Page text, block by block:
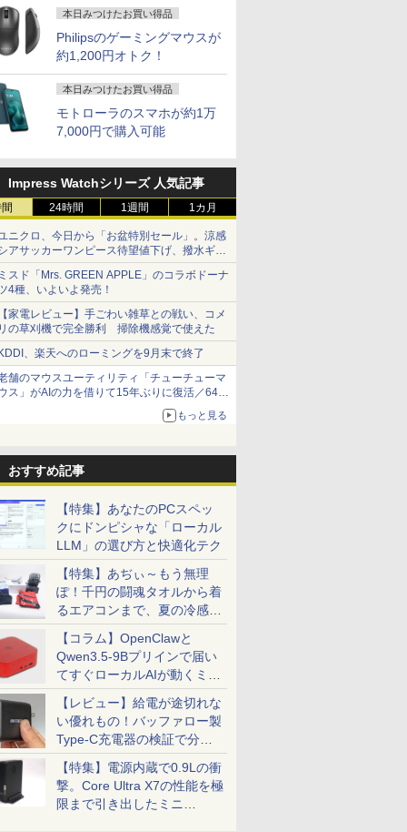
本日みつけたお買い得品
Philipsのゲーミングマウスが
約1,200円オトク！
本日みつけたお買い得品
モトローラのスマホが約1万
7,000円で購入可能
Impress Watchシリーズ 人気記事
24時間 1週間 1カ月
ニクロ、今日から「お盆特別セール」。涼感
アサッカーワンピース待望値下げ、撥水ギア
ョーツは1990円に
スド「Mrs. GREEN APPLE」のコラボドーナ
4種、いよいよ発売！
家電レビュー】手ごわい雑草との戦い、コメ
の草刈機で完全勝利 掃除機感覚で使えた
、楽天へのローミングを9月末で終了
舗のマウスユーティリティ「チューチューマ
ス」がAIの力を借りて15年ぶりに復活／64bit
、Windows 10/11、「Chrome」も走り回
。復活記念で2026年末まで500円
もっと見る
おすすめ記事
【特集】あなたのPCスペッ
クにドンピシャな「ローカル
LLM」の選び方と快適化テク
【特集】あぢぃ～もう無理
ぽ！千円の闘魂タオルから着
るエアコンまで、夏の冷感グ
ッズ一挙紹介
【コラム】OpenClawと
Qwen3.5-9Bプリインで届い
てすぐローカルAIが動くミニ
PC「SER9 Pro」
【レビュー】給電が途切れな
い優れもの！バッファロー製
Type-C充電器の検証で分か
ったこと
【特集】電源内蔵で0.9Lの衝
撃。Core Ultra X7の性能を極
限まで引き出したミニ